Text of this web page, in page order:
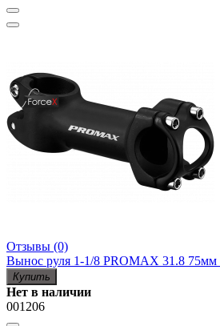
Отзывы (0)
Вынос руля 1-1/8 PROMAX 31.8 75мм
Купить
Нет в наличии
001206